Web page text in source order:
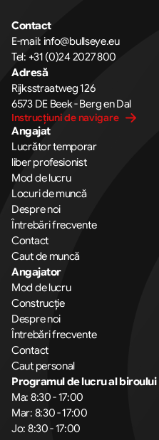
Contact
E-mail: info@bullseye.eu
Tel: +31 (0)24 2027 800
Adresă
Rijksstraatweg 126
6573 DE Beek - Berg en Dal
Instrucțiuni de navigare
Angajat
Lucrător temporar
liber profesionist
Mod de lucru
Locuri de muncă
Despre noi
Întrebări frecvente
Contact
Caut de muncă
Angajator
Mod de lucru
Construcție
Despre noi
Întrebări frecvente
Contact
Caut personal
Programul de lucru al biroului
Ma: 8:30 - 17:00
Mar: 8:30 - 17:00
Jo: 8:30 - 17:00